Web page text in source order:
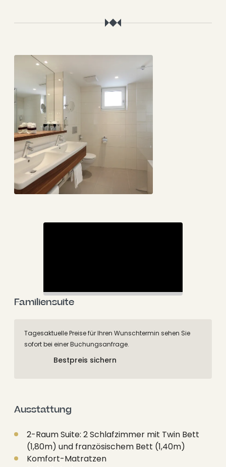
Familiensuite
Tagesaktuelle Preise für Ihren Wunschtermin sehen Sie
sofort bei einer Buchungsanfrage.
Bestpreis sichern
Ausstattung
2-Raum Suite: 2 Schlafzimmer mit Twin Bett
(1,80m) und französischem Bett (1,40m)
Komfort-Matratzen